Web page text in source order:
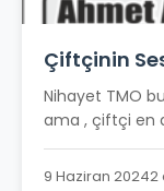
Çiftçinin
Nihayet TMO
ama , çiftçi en
9 Haziran 20242